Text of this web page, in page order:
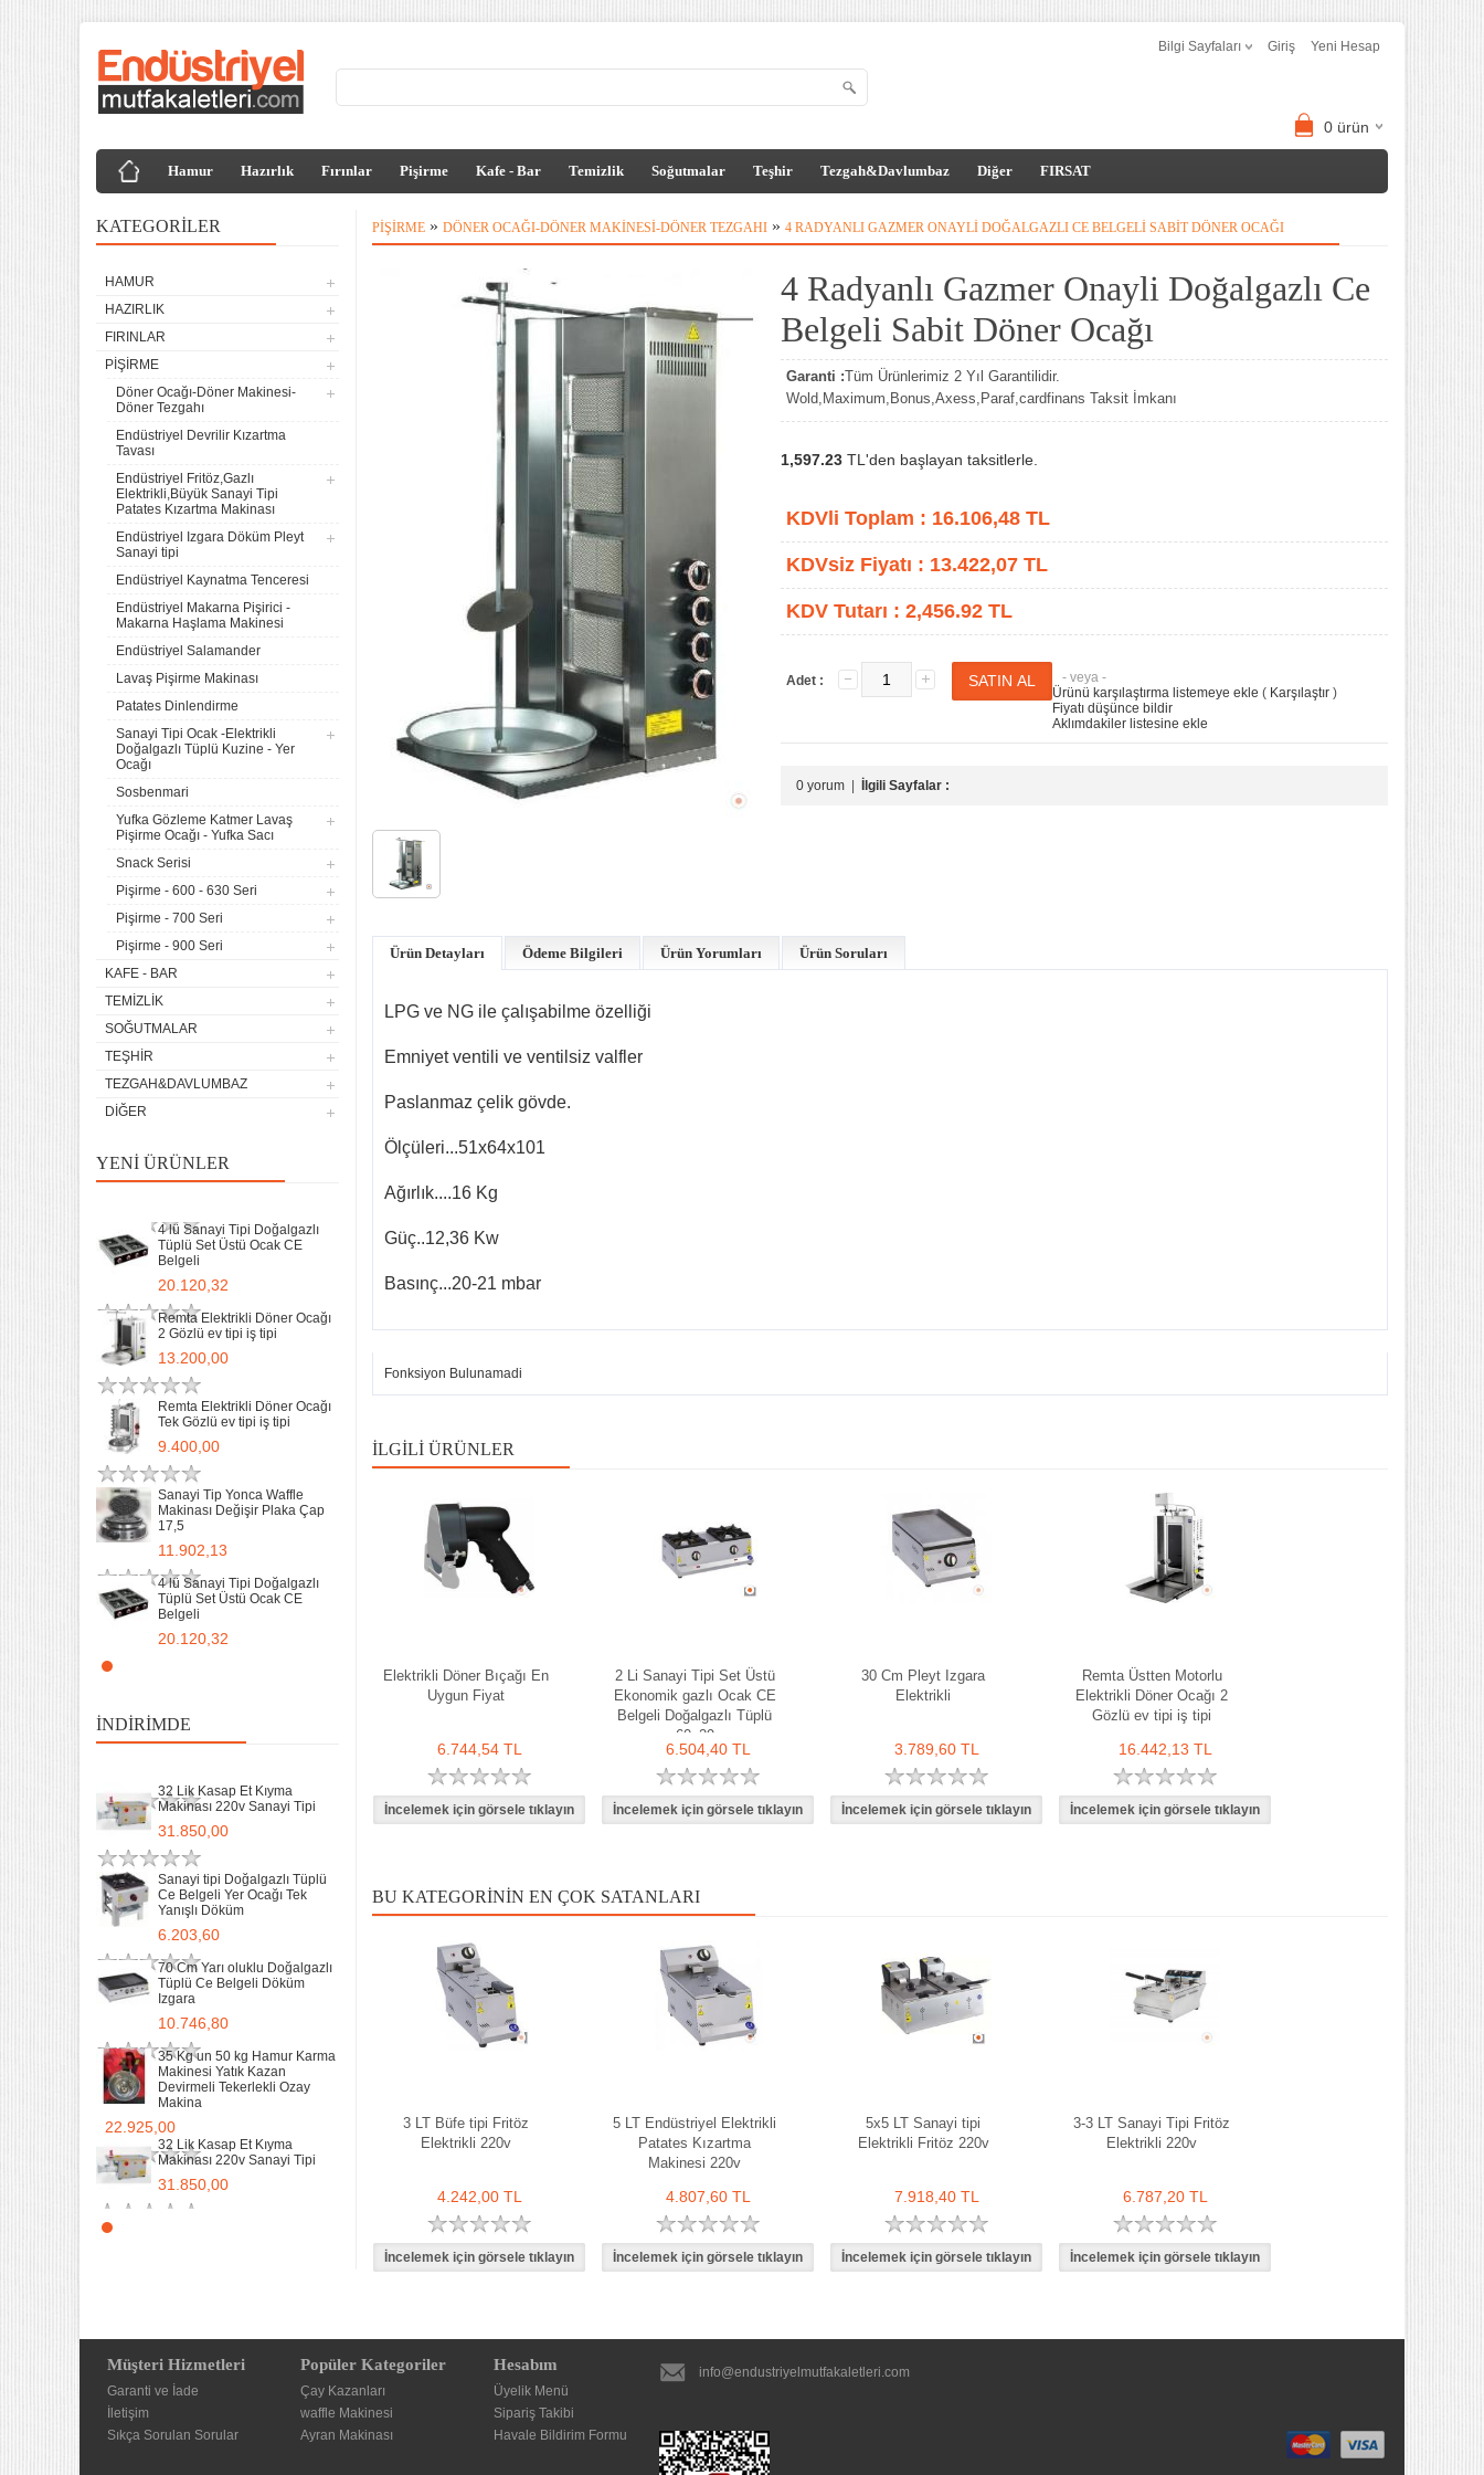
Bilgi Sayfaları Giriş Yeni Hesap
0 ürün
Hamur Hazırlık Fırınlar Pişirme Kafe - Bar Temizlik Soğutmalar Teşhir Tezgah&Davlumbaz Diğer FIRSAT
KATEGORILER
HAMUR
HAZIRLIK
FIRINLAR
PIŞIRME
Döner Ocağı-Döner Makinesi-
Döner Tezgahı
Endüstriyel Devrilir Kızartma
Tavası
Endüstriyel Fritöz,Gazlı
Elektrikli,Büyük Sanayi Tipi
Patates Kızartma Makinası
Endüstriyel Izgara Döküm Pleyt
Sanayi tipi
Endüstriyel Kaynatma Tenceresi
Endüstriyel Makarna Pişirici -
Makarna Haşlama Makinesi
Endüstriyel Salamander
Lavaş Pişirme Makinası
Patates Dinlendirme
Sanayi Tipi Ocak -Elektrikli
Doğalgazlı Tüplü Kuzine - Yer
Ocağı
Sosbenmari
Yufka Gözleme Katmer Lavaş
Pişirme Ocağı - Yufka Sacı
Snack Serisi
Pişirme - 600 - 630 Seri
Pişirme - 700 Seri
Pişirme - 900 Seri
KAFE - BAR
TEMIZLIK
SOĞUTMALAR
TEŞHIR
TEZGAH&DAVLUMBAZ
DIĞER
YENI ÜRÜNLER
Tüplü Set Üstü Ocak CE
Remta Elektrikli Döner Ocağı
2 Gözlü ev tipi iş tipi
13.200,00
Remta Elektrikli Döner Ocağı
9.400,00
Makinası Değişir Plaka Çap
17,5
4 lü Sanayi Tipi Doğalgazlı
Tüplü Set Üstü Ocak CE
Belgeli
20.120,32
Remta Elektrikli Döner Ocağı
2 Gözlü ev tipi iş tipi
13.200,00
Remta Elektrikli Döner Ocağı
Tek Gözlü ev tipi iş tipi
9.400,00
Sanayi Tip Yonca Waffle
Makinası Değişir Plaka Çap
17,5
11.902,13
4 lü Sanayi Tipi Doğalgazlı
Tüplü Set Üstü Ocak CE
Belgeli
20.120,32
9.400,00
Sanayi Tip Yonca Waffle
Makinası Değişir Plaka Çap
17,5
11.902,13
İNDIRIMDE
32 Lik Kasap Et Kıyma
Makinası 220v Sanayi Tipi
31.850,00
Sanayi tipi Doğalgazlı Tüplü
Ce Belgeli Yer Ocağı Tek
Yanışlı Döküm
6.203,60
70 Cm Yarı oluklu Doğalgazlı
Tüplü Ce Belgeli Döküm
Izgara
Makinesi Yatık Kazan
Devirmeli Tekerlekli Ozay
32 Lik Kasap Et Kıyma
Makinası 220v Sanayi Tipi
31.850,00
Sanayi tipi Doğalgazlı Tüplü
Ce Belgeli Yer Ocağı Tek
Yanışlı Döküm
6.203,60
70 Cm Yarı oluklu Doğalgazlı
Tüplü Ce Belgeli Döküm
Izgara
10.746,80
35 Kg un 50 kg Hamur Karma
Makinesi Yatık Kazan
Devirmeli Tekerlekli Ozay
Makina
22.925,00
32 Lik Kasap Et Kıyma
Makinası 220v Sanayi Tipi
31.850,00
Tüplü Ce Belgeli Döküm
35 Kg un 50 kg Hamur Karma
Devirmeli Tekerlekli Ozay
PIŞIRME » DÖNER OCAĞI-DÖNER MAKINESI-DÖNER TEZGAHI » 4 RADYANLI GAZMER ONAYLI DOĞALGAZLI CE BELGELI SABIT DÖNER OCAĞI
4 Radyanlı Gazmer Onayli Doğalgazlı Ce
Belgeli Sabit Döner Ocağı
Garanti :Tüm Ürünlerimiz 2 Yıl Garantilidir.
Wold,Maximum,Bonus,Axess,Paraf,cardfinans Taksit İmkanı
1,597.23 TL'den başlayan taksitlerle.
KDVli Toplam : 16.106,48 TL
KDVsiz Fiyatı : 13.422,07 TL
KDV Tutarı : 2,456.92 TL
Adet :
- veya -
Ürünü karşılaştırma listemeye ekle ( Karşılaştır )
Fiyatı düşünce bildir
Aklımdakiler listesine ekle
0 yorum İlgili Sayfalar :
Ürün Detayları Ödeme Bilgileri Ürün Yorumları Ürün Soruları
LPG ve NG ile çalışabilme özelliği
Emniyet ventili ve ventilsiz valfler
Paslanmaz çelik gövde.
Ölçüleri...51x64x101
Ağırlık....16 Kg
Güç..12,36 Kw
Basınç...20-21 mbar
Fonksiyon Bulunamadi
İLGILI ÜRÜNLER
Elektrikli Döner Bıçağı En
Uygun Fiyat
6.744,54 TL
2 Li Sanayi Tipi Set Üstü
Ekonomik gazlı Ocak CE
Belgeli Doğalgazlı Tüplü
60x29
6.504,40 TL
30 Cm Pleyt Izgara
Elektrikli
3.789,60 TL
Remta Üstten Motorlu
Elektrikli Döner Ocağı 2
Gözlü ev tipi iş tipi
16.442,13 TL
BU KATEGORININ EN ÇOK SATANLARI
3 LT Büfe tipi Fritöz
Elektrikli 220v
4.242,00 TL
5 LT Endüstriyel Elektrikli
Patates Kızartma
Makinesi 220v
4.807,60 TL
5x5 LT Sanayi tipi
Elektrikli Fritöz 220v
7.918,40 TL
3-3 LT Sanayi Tipi Fritöz
Elektrikli 220v
6.787,20 TL
Müşteri Hizmetleri
Garanti ve İade
İletişim
Sıkça Sorulan Sorular
Popüler Kategoriler
Çay Kazanları
waffle Makinesi
Ayran Makinası
Hesabım
Üyelik Menü
Sipariş Takibi
Havale Bildirim Formu
info@endustriyelmutfakaletleri.com